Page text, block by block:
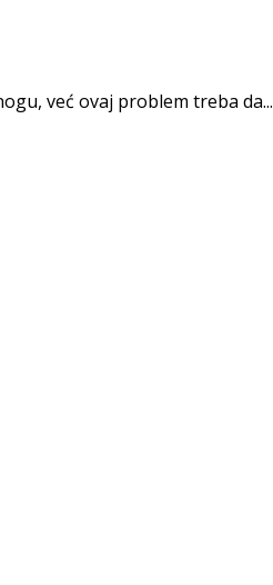
već ovaj problem treba da...